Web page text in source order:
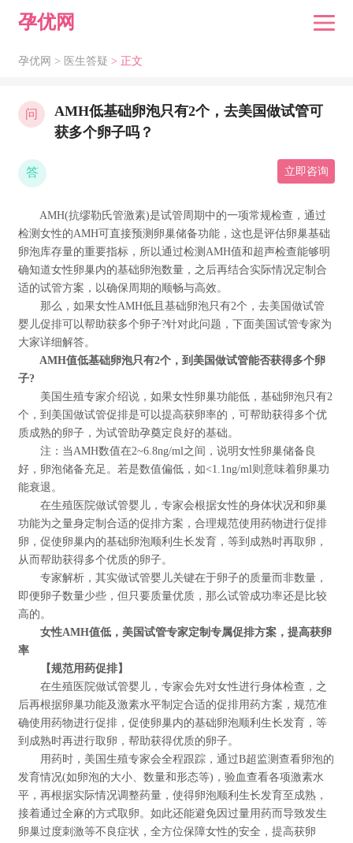
孕优网
孕优网 > 医生答疑 > 正文
问
AMH低基础卵泡只有2个，去美国做试管可
获多个卵子吗？
答 立即咨询
AMH(抗缪勒氏管激素)是试管周期中的一项常规检查，通过
检测女性的AMH可直接预测卵巢储备功能，这也是评估卵巢基础
卵泡库存量的重要指标，所以通过检测AMH值和超声检查能够明
确知道女性卵巢内的基础卵泡数量，之后再结合实际情况定制合
适的试管方案，以确保周期的顺畅与高效。
那么，如果女性AMH低且基础卵泡只有2个，去美国做试管
婴儿促排可以帮助获多个卵子?针对此问题，下面美国试管专家为
大家详细解答。
AMH值低基础卵泡只有2个，到美国做试管能否获得多个卵
子?
美国生殖专家介绍说，如果女性卵巢功能低，基础卵泡只有2
个，到美国做试管促排是可以提高获卵率的，可帮助获得多个优
质成熟的卵子，为试管助孕奠定良好的基础。
注：当AMH数值在2~6.8ng/ml之间，说明女性卵巢储备良
好，卵泡储备充足。若是数值偏低，如<1.1ng/ml则意味着卵巢功
能衰退。
在生殖医院做试管婴儿，专家会根据女性的身体状况和卵巢
功能为之量身定制合适的促排方案，合理规范使用药物进行促排
卵，促使卵巢内的基础卵泡顺利生长发育，等到成熟时再取卵，
从而帮助获得多个优质的卵子。
专家解析，其实做试管婴儿关键在于卵子的质量而非数量，
即便卵子数量少些，但只要质量优质，那么试管成功率还是比较
高的。
女性AMH值低，美国试管专家定制专属促排方案，提高获卵
率
【规范用药促排】
在生殖医院做试管婴儿，专家会先对女性进行身体检查，之
后再根据卵巢功能及激素水平制定合适的促排用药方案，规范准
确使用药物进行促排，促使卵巢内的基础卵泡顺利生长发育，等
到成熟时再进行取卵，帮助获得优质的卵子。
用药时，美国生殖专家会全程跟踪，通过B超监测查看卵泡的
发育情况(如卵泡的大小、数量和形态等)，验血查看各项激素水
平，再根据实际情况调整药量，使得卵泡顺利生长发育至成熟，
接着通过全麻的方式取卵。如此还能避免因过量用药而导致发生
卵巢过度刺激等不良症状，全方位保障女性的安全，提高获卵